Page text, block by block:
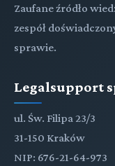
Zaufane źródło
zespół
sprawie.
Legalsupport
ul. Św. Filipa 23/3
31-150 Kraków
NIP: 676-21-64-973